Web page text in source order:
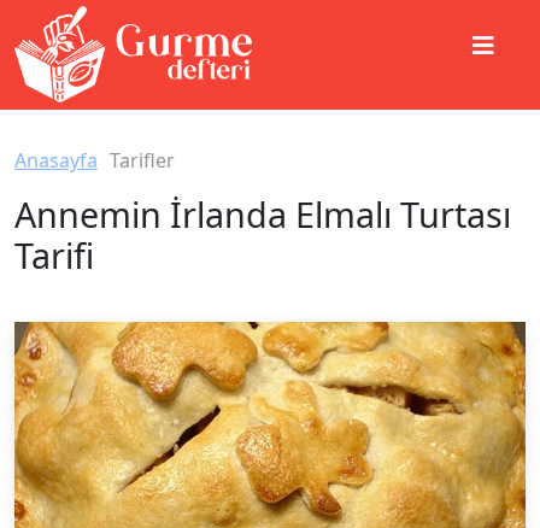
Anasayfa Tarifler
Annemin İrlanda Elmalı Turtası
Tarifi